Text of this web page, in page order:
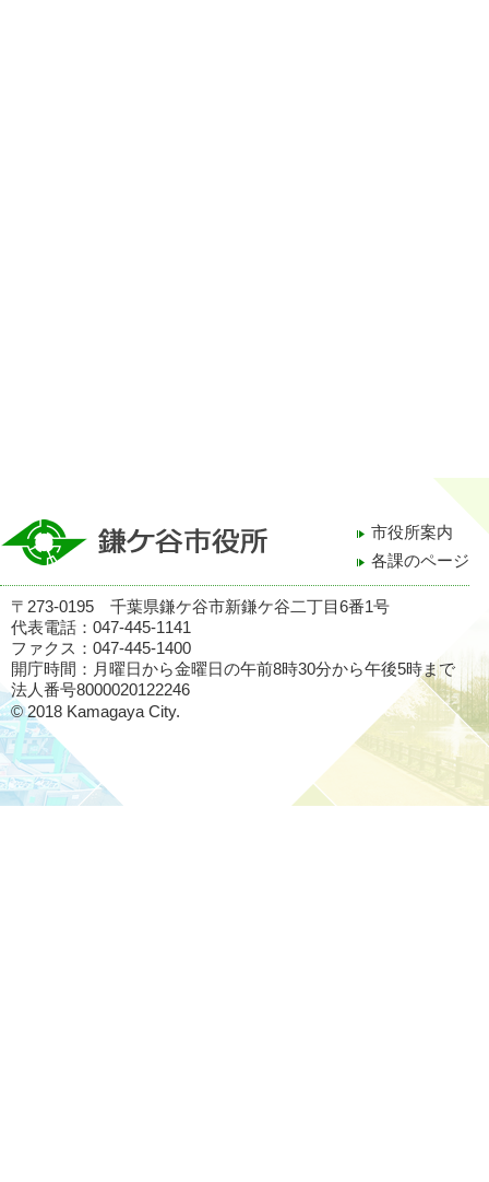
市役所案内
各課のページ
〒273-0195 千葉県鎌ケ谷市新鎌ケ谷二丁目6番1号
代表電話：047-445-1141
ファクス：047-445-1400
開庁時間：月曜日から金曜日の午前8時30分から午後5時まで
法人番号8000020122246
© 2018 Kamagaya City.